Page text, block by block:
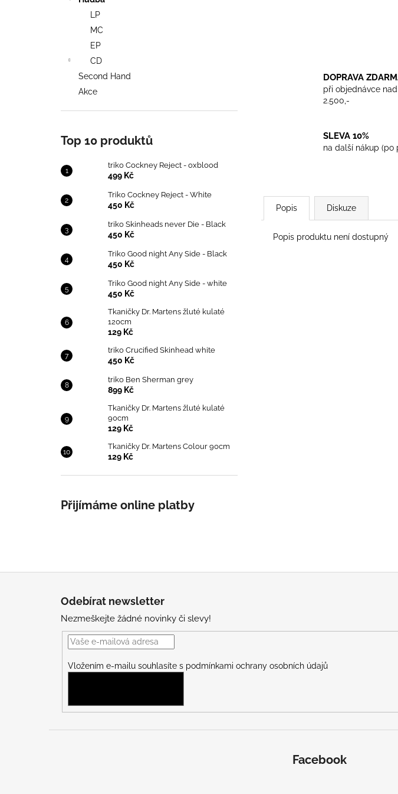
LP
MC
EP
CD
Second Hand
Akce
Top 10 produktů
triko Cockney Reject - oxblood
499 Kč
Triko Cockney Reject - White
450 Kč
triko Skinheads never Die - Black
450 Kč
Triko Good night Any Side - Black
450 Kč
Triko Good night Any Side - white
450 Kč
Tkaničky Dr. Martens žluté kulaté
120cm
129 Kč
triko Crucified Skinhead white
450 Kč
triko Ben Sherman grey
899 Kč
Tkaničky Dr. Martens žluté kulaté
90cm
129 Kč
Tkaničky Dr. Martens Colour 90cm
129 Kč
Přijímáme online platby
DOPRAVA
při objednávce nad
2.500,-
SLEVA 10%
na další nákup (po
Popis Diskuze
Popis produktu není dostupný
TRIKO COCKNEY REJECT - OXBLOOD
499 Kč
Odebírat newsletter
Nezmeškejte žádné novinky či slevy!
Vložením e-mailu souhlasíte s podmínkami ochrany osobních údajů
Facebook